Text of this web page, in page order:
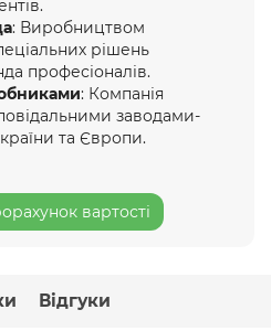
: Виробництвом
рішень
професіоналів.
: Компанія
заводами-
та Європи.
вартості
Відгуки